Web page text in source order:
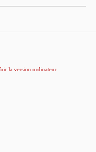
la version ordinateur